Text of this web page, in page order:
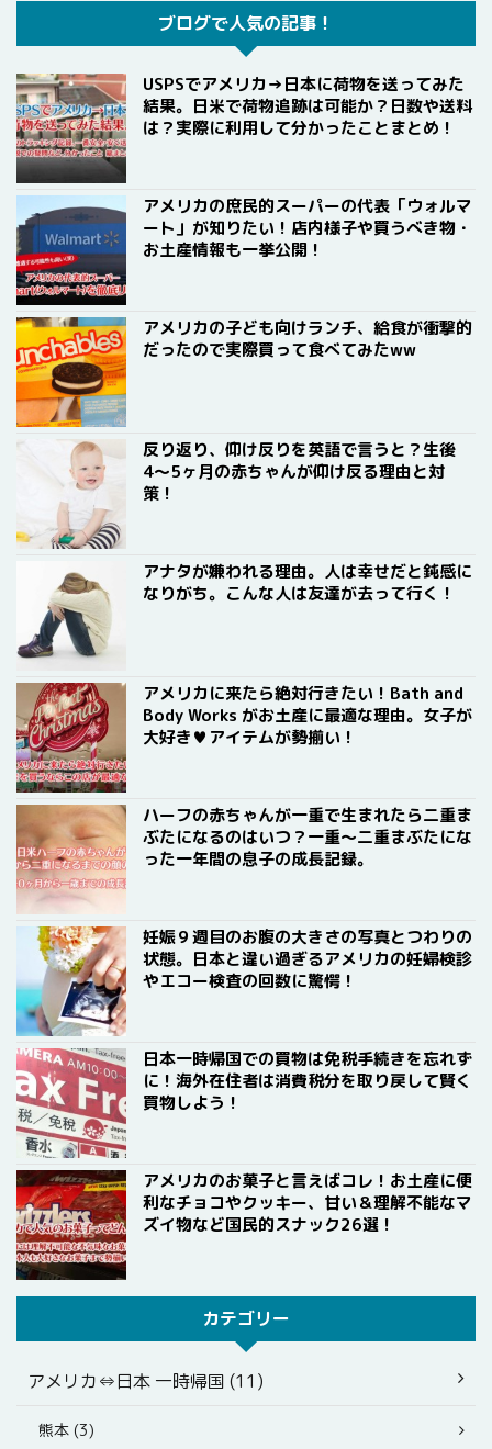
ブログで人気の記事！
USPSでアメリカ→日本に荷物を送ってみた
結果。日米で荷物追跡は可能か？日数や送料
は？実際に利用して分かったことまとめ！
アメリカの庶民的スーパーの代表「ウォルマ
ート」が知りたい！店内様子や買うべき物・
お土産情報も一挙公開！
アメリカの子ども向けランチ、給食が衝撃的
だったので実際買って食べてみたww
反り返り、仰け反りを英語で言うと？生後
4〜5ヶ月の赤ちゃんが仰け反る理由と対
策！
アナタが嫌われる理由。人は幸せだと鈍感に
なりがち。こんな人は友達が去って行く！
アメリカに来たら絶対行きたい！Bath and
Body Works がお土産に最適な理由。女子が
大好き♥アイテムが勢揃い！
ハーフの赤ちゃんが一重で生まれたら二重ま
ぶたになるのはいつ？一重〜二重まぶたにな
った一年間の息子の成長記録。
妊娠９週目のお腹の大きさの写真とつわりの
状態。日本と違い過ぎるアメリカの妊婦検診
やエコー検査の回数に驚愕！
日本一時帰国での買物は免税手続きを忘れず
に！海外在住者は消費税分を取り戻して賢く
買物しよう！
アメリカのお菓子と言えばコレ！お土産に便
利なチョコやクッキー、甘い＆理解不能なマ
ズイ物など国民的スナック26選！
カテゴリー
アメリカ⇔日本 一時帰国 (11)
熊本 (3)